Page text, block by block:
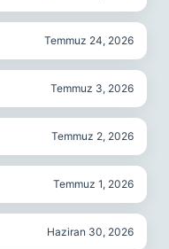
Temmuz 24, 2026
Temmuz 3, 2026
Temmuz 2, 2026
Temmuz 1, 2026
Haziran 30, 2026